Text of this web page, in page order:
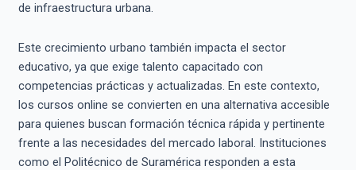
de infraestructura urbana.
Este crecimiento urbano también impacta el sector
educativo, ya que exige talento capacitado con
competencias prácticas y actualizadas. En este contexto,
los cursos online se convierten en una alternativa accesible
para quienes buscan formación técnica rápida y pertinente
frente a las necesidades del mercado laboral. Instituciones
como el Politécnico de Suramérica responden a esta